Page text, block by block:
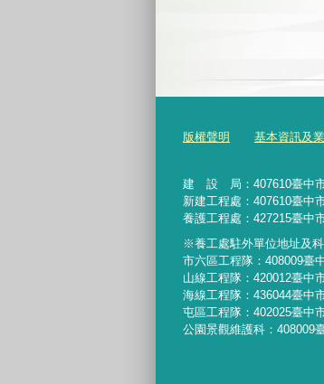
版權聲明 基本資訊及
建 設 局： 407610臺中
新建工程處：407610臺中
養護工程處：427215臺中
※養工處駐外單位地址及
市六區工程隊：408009臺
山線工程隊：420012臺中
海線工程隊：436044臺中
屯區工程隊：402025臺中
公園景觀維護科：408009